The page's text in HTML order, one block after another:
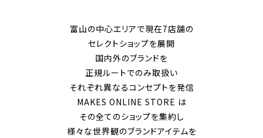
富山の中心エリアで現在7店舗の
セレクトショップを展開
国内外のブランドを
正規ルートでのみ取扱い
それぞれ異なるコンセプトを発信
MAKES ONLINE STORE は
その全てのショップを集約し
様々な世界観のブランドアイテムを